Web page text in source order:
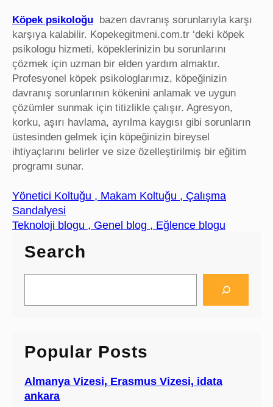
Köpek psikoloğu bazen davranış sorunlarıyla karşı
karşıya kalabilir. Kopekegitmeni.com.tr ‘deki köpek
psikologu hizmeti, köpeklerinizin bu sorunlarını
çözmek için uzman bir elden yardım almaktır.
Profesyonel köpek psikologlarımız, köpeğinizin
davranış sorunlarının kökenini anlamak ve uygun
çözümler sunmak için titizlikle çalışır. Agresyon,
korku, aşırı havlama, ayrılma kaygısı gibi sorunların
üstesinden gelmek için köpeğinizin bireysel
ihtiyaçlarını belirler ve size özelleştirilmiş bir eğitim
programı sunar.
Yönetici Koltuğu , Makam Koltuğu , Çalışma
Sandalyesi
Teknoloji blogu , Genel blog , Eğlence blogu
Search
a
h
Popular Posts
Almanya Vizesi, Erasmus Vizesi, idata
ankara